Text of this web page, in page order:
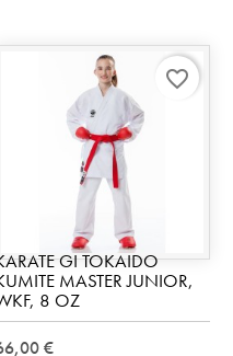
GI TOKAIDO
MASTER JUNIOR,
8 OZ
€
favorite_border